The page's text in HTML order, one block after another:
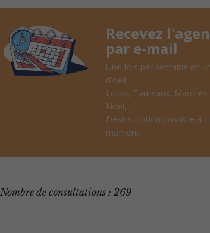
Recevez
par e-mail
Une fois par semaine en
d'oeil
Lotos, Taureaux, Marchés
Noël, ...
Désinscription possible à
moment
Nombre de consultations : 269